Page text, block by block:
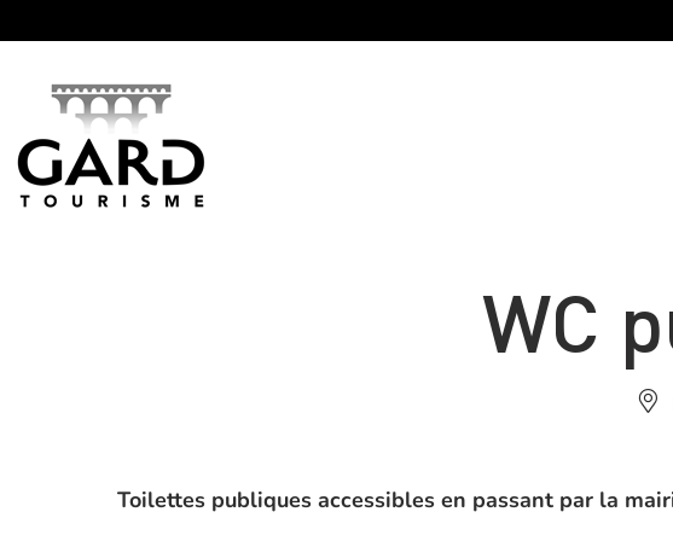
WC
Toilettes publiques accessibles en passant par la